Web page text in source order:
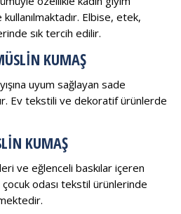
Elbise, etek,
sık tercih edilir.
KUMAŞ
uyum sağlayan sade
Ev tekstili ve dekoratif ürünlerde
KUMAŞ
ve eğlenceli baskılar içeren
odası tekstil ürünlerinde